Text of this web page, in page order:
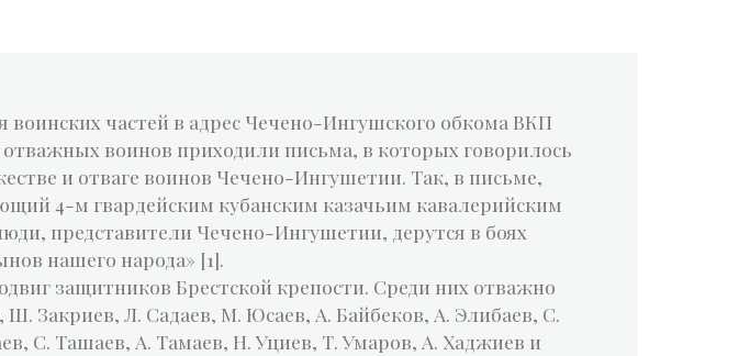
частей в адрес Чечено-Ингушского обкома ВКП
воинов приходили письма, в которых говорилось
и отваге воинов Чечено-Ингушетии. Так, в письме,
4-м гвардейским кубанским казачьим кавалерийским
представители Чечено-Ингушетии, дерутся в боях
нашего народа» [1].
защитников Брестской крепости. Среди них отважно
Закриев, Л. Садаев, М. Юсаев, А. Байбеков, А. Элибаев, С.
С. Ташаев, А. Тамаев, Н. Уциев, Т. Умаров, А. Хаджиев и